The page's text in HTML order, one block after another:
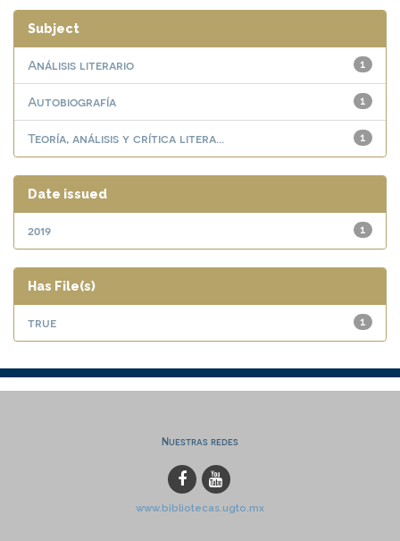
Subject
1
Análisis literario
1
Autobiografía
1
Teoría, análisis y crítica litera...
Date issued
1
2019
Has File(s)
1
true
Nuestras redes
www.bibliotecas.ugto.mx